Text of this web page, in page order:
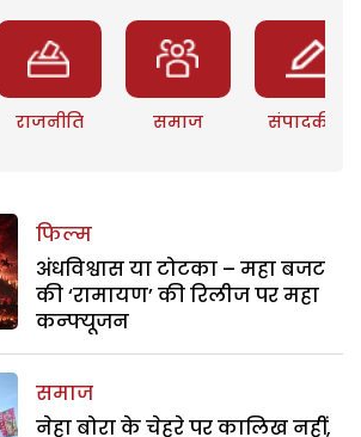
राजनीति समाज संपादकीय
फिल्म
अंधविश्वास या टोटका – महा बजट
की ‘रामायण’ की रिलीज पर महा
कन्फ्यूजन
समाज
नेहा बोरा के चेहरे पर कालिख नहीं,